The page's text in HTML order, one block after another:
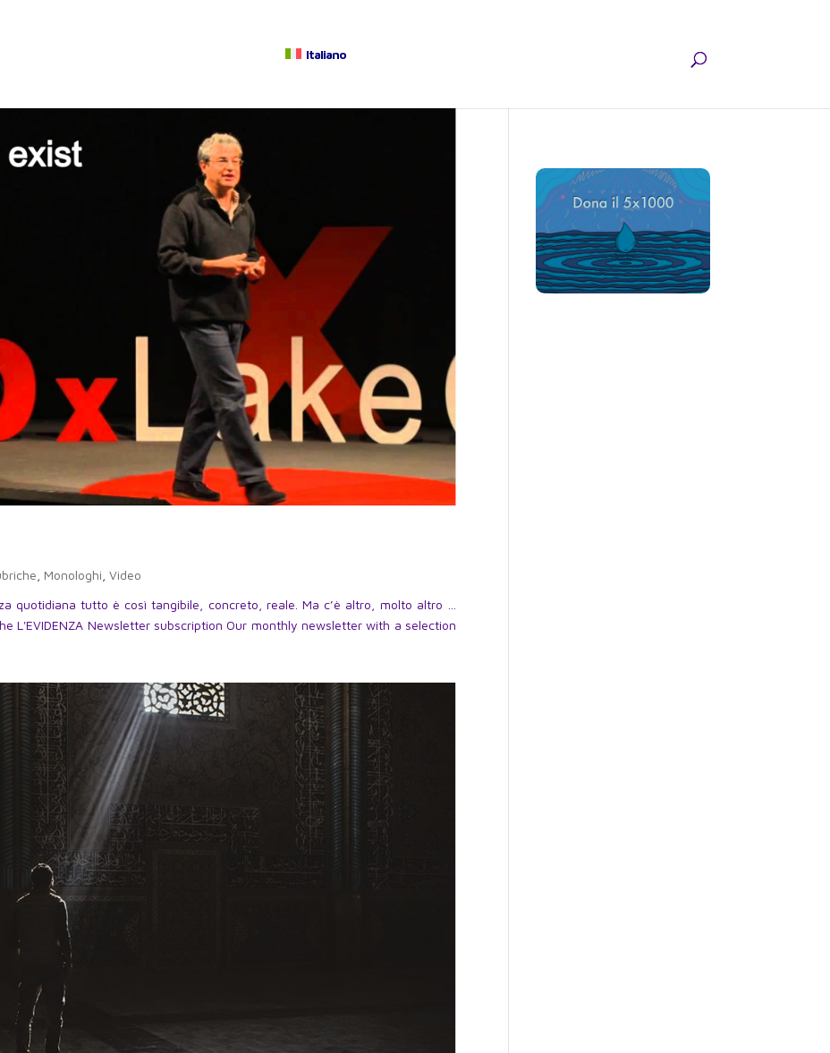
Italiano
Monologhi ,Video
quotidiana tutto è così tangibile, concreto, reale. Ma c’è altro, molto altro …
L'EVIDENZA Newsletter subscription Our monthly newsletter with a selection